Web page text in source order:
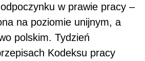
w prawie pracy –
na poziomie unijnym, a
polskim. Tydzień
Kodeksu pracy